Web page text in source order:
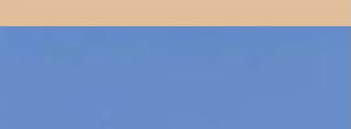
は、イオンモール神戸南およびサエラ薬局